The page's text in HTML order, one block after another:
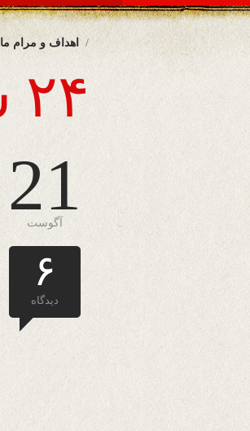
اهداف و مرام ما
۲۴ ساعت
21
آگوست
۶
دیدگاه